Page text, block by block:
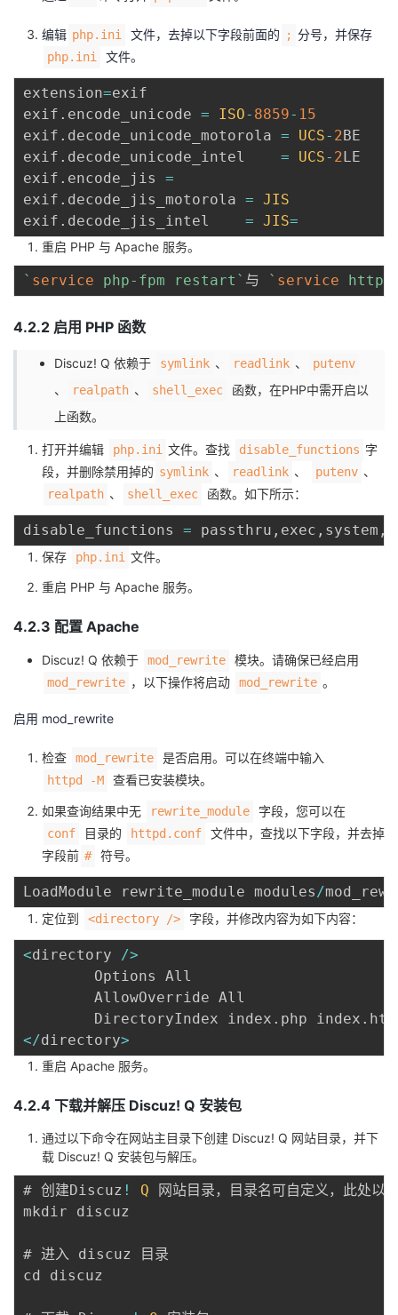
编辑 php.ini 文件，去掉以下字段前面的 ; 分号，并保存
php.ini 文件。
extension=exif
exif . encode_unicode = ISO- 8859- 15
exif . decode_unicode_motorola = UCS- 2BE
exif . decode_unicode_intel = UCS- 2LE
exif . encode_jis =
exif . decode_jis_motorola = JIS
exif . decode_jis_intel = JIS=
重启 PHP 与 Apache 服务。
` service php-fpm restart ` 与 ` service
4.2.2 启用 PHP 函数
Discuz! Q 依赖于 symlink 、 readlink 、 putenv
、 realpath 、 shell_exec
函数，在PHP中需开启以
上函数。
打开并编辑 php.ini 文件。查找 disable_functions 字
段，并删除禁用掉的 symlink 、 readlink 、 putenv 、
realpath 、 shell_exec 函数。如下所示：
disable_functions = passthru , exec , system ,
保存 php.ini 文件。
重启 PHP 与 Apache 服务。
4.2.3 配置 Apache
Discuz! Q 依赖于 mod_rewrite 模块。请确保已经启用
mod_rewrite ，以下操作将启动 mod_rewrite 。
启用 mod_rewrite
检查 mod_rewrite 是否启用。可以在终端中输入
httpd -M 查看已安装模块。
如果查询结果中无 rewrite_module 字段，您可以在
conf 目录的 httpd.conf
文件中，查找以下字段，并去掉
字段前 # 符号。
LoadModule rewrite_module modules /
定位到 <directory /> 字段，并修改内容为如下内容：
<directory />
        Options All
        AllowOverride All
        DirectoryIndex index
. php index .
</directory>
重启 Apache 服务。
4.2.4 下载并解压 Discuz! Q 安装包
通过以下命令在网站主目录下创建 Discuz! Q 网站目录，并下
载 Discuz! Q 安装包与解压。
# 创建Discuz ! Q 网站目录，目录名可自定义，此处
mkdir discuz
# 进入 discuz 目录
cd discuz